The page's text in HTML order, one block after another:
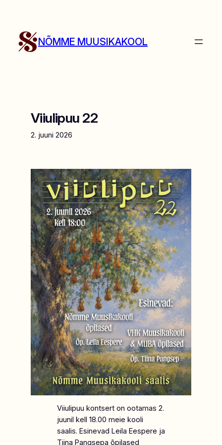
juurde
NÕMME MUUSIKAKOOL
Viiulipuu 22
2. juuni 2026
Viiulipuu kontsert on ootamas 2.
juunil kell 18.00 meie kooli
saalis. Esinevad Leila Eespere ja
Tiina Pangsepa õpilased